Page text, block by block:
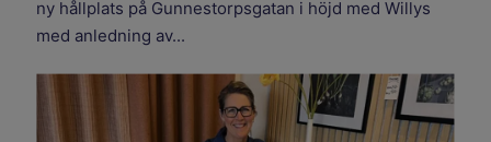
ny hållplats på Gunnestorpsgatan i höjd med Willys
med anledning av...